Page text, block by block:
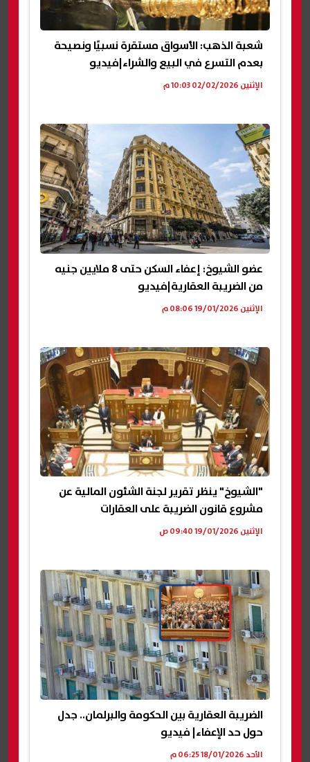
شعبة الذهب: الأسواق مستقرة نسبيًا ونصيحة
بعدم التسرع في البيع والشراء|فيديو
الإثنين 02/02/2026 10:03 م
عضو الشيوخ: إعفاء السكن حتى 8 ملايين جنيه
من الضريبة العقارية|فيديو
الإثنين 19/01/2026 08:06 م
"الشيوخ" ينظر تقرير لجنة الشئون المالية عن
مشروع قانون الضريبة على العقارات
الإثنين 19/01/2026 09:40 ص
الضريبة العقارية بين الحكومة والبرلمان.. جدل
حول حد الإعفاء| فيديو
الأحد 18/01/2026 06:25 م